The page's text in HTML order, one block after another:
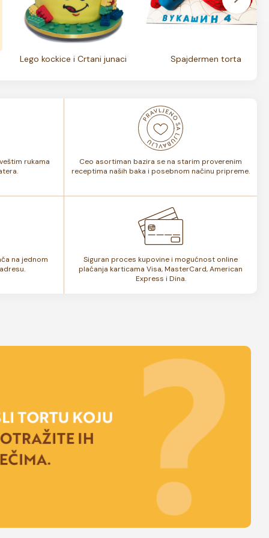
Lego kockice i Crtani junaci Spajdermen torta
rukama
Ceo asortiman bazira se na starim proverenim
receptima naših baka i posebnom načinu pripreme.
na jednom
Siguran proces kupovine i mogućnost online
plaćanja karticama Visa, MasterCard, American
Express i Dina.